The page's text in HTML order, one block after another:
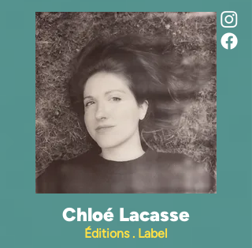
Chloé Lacasse
Éditions . Label